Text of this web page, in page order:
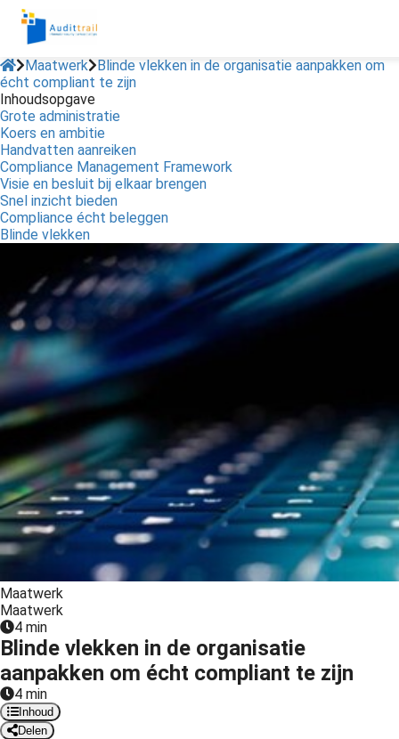
Maatwerk Blinde vlekken in de organisatie aanpakken om
écht compliant te zijn
Inhoudsopgave
Grote administratie
Koers en ambitie
Handvatten aanreiken
Compliance Management Framework
Visie en besluit bij elkaar brengen
Snel inzicht bieden
Compliance écht beleggen
Blinde vlekken
Maatwerk
Maatwerk
4 min
Blinde vlekken in de organisatie
aanpakken om écht compliant te zijn
4 min
Inhoud
Delen